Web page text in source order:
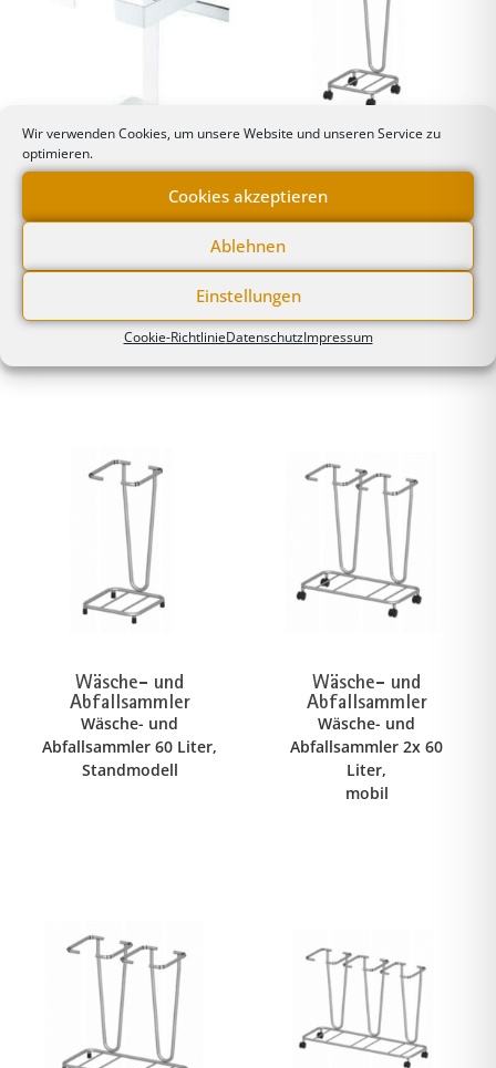
Wir verwenden Cookies, um unsere Website und unseren Service zu
optimieren.
Cookies akzeptieren
Ablehnen
Einstellungen
Cookie-RichtlinieDatenschutzImpressum
Wäsche- und
Abfallsammler,
Normschienen,
Abfallbeutelhalter mit
an Normschiene
Wäsche- und
Abfallsammler
Wäsche- und
Abfallsammler 60 Liter,
mobil
Wäsche- und
Abfallsammler
Wäsche- und
Abfallsammler 60 Liter,
Standmodell
Wäsche- und
Abfallsammler
Wäsche- und
Abfallsammler 2x 60
Liter,
mobil